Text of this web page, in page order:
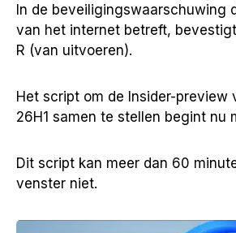
In de beveiligingswaarschuwing
van het internet betreft,
R (van uitvoeren).
Het script om de Insider-preview
26H1 samen te stellen begint nu
Dit script kan meer dan 60
venster niet.